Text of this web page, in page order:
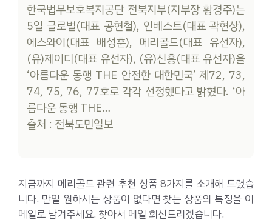
한국법무보호복지공단 전북지부(지부장 황경주)는
5일 글로벌(대표 공현철), 인베스트(대표 곽현상),
에스와이(대표 배성훈), 메리골드(대표 유선자),
(유)제이디(대표 유선자), (유)신흥(대표 유선자)을
‘아름다운 동행 THE 안전한 대한민국’ 제72, 73,
74, 75, 76, 77호로 각각 선정했다고 밝혔다. ‘아
름다운 동행 THE…
출처 : 전북도민일보
지금까지 메리골드 관련 추천 상품 8가지를 소개해 드렸습
니다. 만일 원하시는 상품이 없다면 찾는 상품의 특징을 이
메일로 남겨주세요. 찾아서 메일 회신드리겠습니다.